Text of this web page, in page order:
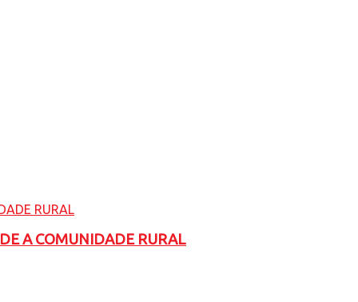
A COMUNIDADE RURAL